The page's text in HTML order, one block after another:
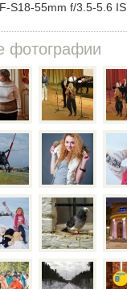
S18-55mm f/3.5-5.6 IS
фотографии